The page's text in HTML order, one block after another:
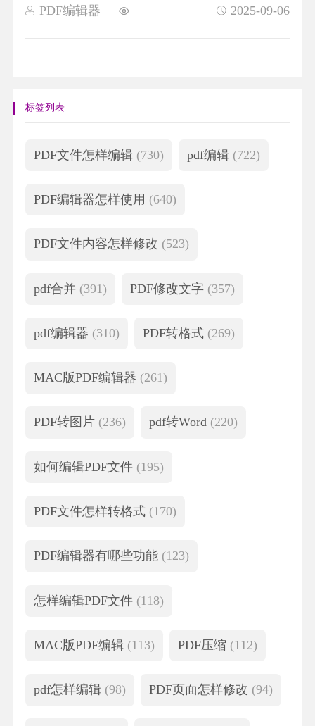
PDF编辑器 2025-09-06
标签列表
PDF文件怎样编辑 (730) pdf编辑 (722)
PDF编辑器怎样使用 (640)
PDF文件内容怎样修改 (523)
pdf合并 (391) PDF修改文字 (357)
pdf编辑器 (310) PDF转格式 (269)
MAC版PDF编辑器 (261)
PDF转图片 (236) pdf转Word (220)
如何编辑PDF文件 (195)
PDF文件怎样转格式 (170)
PDF编辑器有哪些功能 (123)
怎样编辑PDF文件 (118)
MAC版PDF编辑 (113) PDF压缩 (112)
pdf怎样编辑 (98) PDF页面怎样修改 (94)